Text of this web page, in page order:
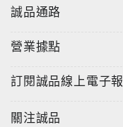
誠品通路
營業據點
訂閱誠品線上電子報
關注誠品